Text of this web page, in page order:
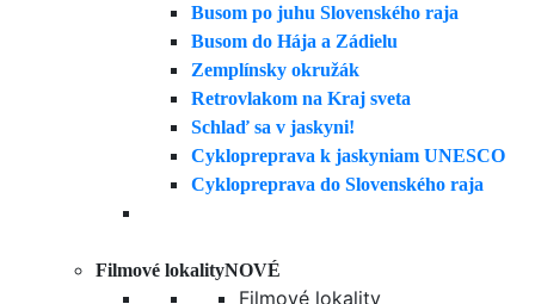
Busom po juhu Slovenského raja
Busom do Hája a Zádielu
Zemplínsky okružák
Retrovlakom na Kraj sveta
Schlaď sa v jaskyni!
Cyklopreprava k jaskyniam UNESCO
Cyklopreprava do Slovenského raja
Filmové lokalityNOVÉ
Filmové lokality